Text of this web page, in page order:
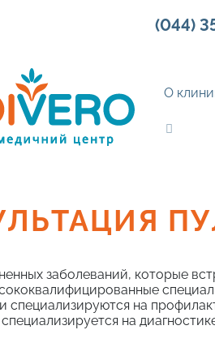
(044)
О
заболеваний, которые
специализируются на
на